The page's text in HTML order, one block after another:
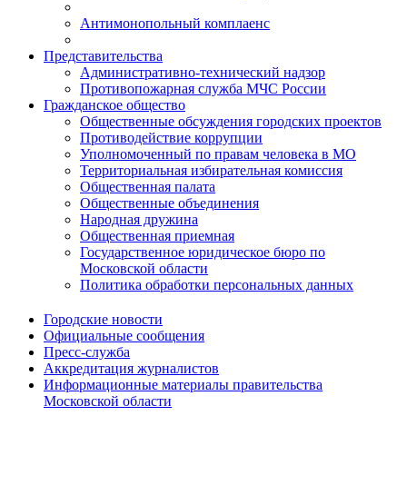
Антимонопольный комплаенс
Представительства
Административно-технический надзор
Противопожарная служба МЧС России
Гражданское общество
Общественные обсуждения городских проектов
Противодействие коррупции
Уполномоченный по правам человека в МО
Территориальная избирательная комиссия
Общественная палата
Общественные объединения
Народная дружина
Общественная приемная
Государственное юридическое бюро по
Московской области
Политика обработки персональных данных
Городские новости
Официальные сообщения
Пресс-служба
Аккредитация журналистов
Информационные материалы правительства
Московской области